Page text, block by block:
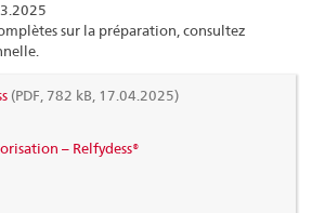
sur la préparation, consultez
(PDF, 782 kB, 17.04.2025)
– Relfydess®